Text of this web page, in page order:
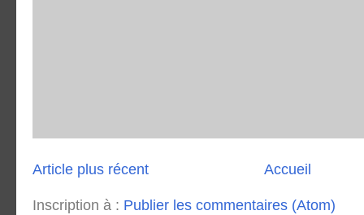
Article plus récent Accueil
Inscription à : Publier les commentaires (Atom)